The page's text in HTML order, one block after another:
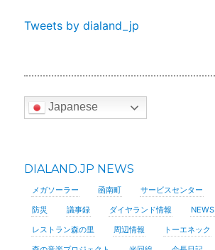
Tweets by dialand_jp
Japanese
DIALAND.JP NEWS
メガソーラー 函南町 サービスセンター
防災
議事録 ダイヤランド情報
NEWS
レストラン森の里
周辺情報 トーエネック